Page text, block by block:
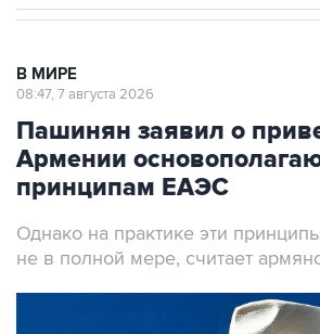
В МИРЕ
08:47, 7 августа 2026
Пашинян заявил о
Армении
принципам ЕАЭС
Однако на практике эти
не в полной мере, считает